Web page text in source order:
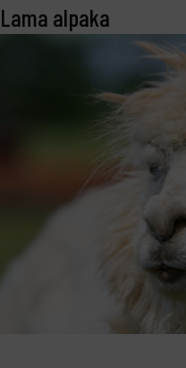
Lama alpaka